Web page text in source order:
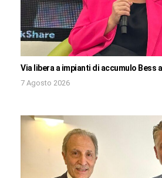
Via libera a impianti di accumulo Bess
7 Agosto 2026